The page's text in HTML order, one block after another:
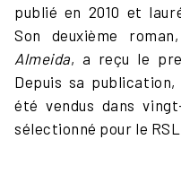
publié en 2010 et
Son deuxième roman,
Almeida, a reçu le
Depuis sa
été vendus dans
sélectionné pour le